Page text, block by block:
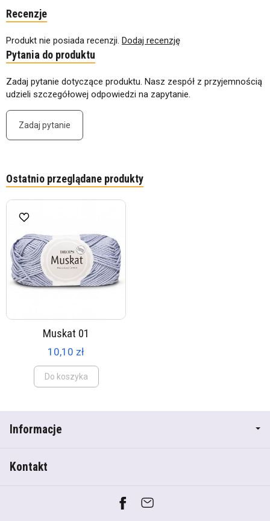
Recenzje
Produkt nie posiada recenzji. Dodaj recenzję
Pytania do produktu
Zadaj pytanie dotyczące produktu. Nasz zespół z przyjemnością
udzieli szczegółowej odpowiedzi na zapytanie.
Zadaj pytanie
Ostatnio przeglądane produkty
Muskat 01
10,10 zł
Do koszyka
Informacje
Kontakt